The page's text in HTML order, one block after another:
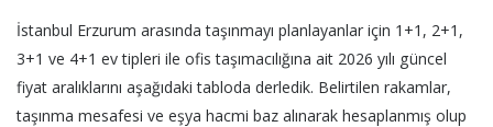
İstanbul Erzurum arasında taşınmayı planlayanlar için 1+1, 2+1,
3+1 ve 4+1 ev tipleri ile ofis taşımacılığına ait 2026 yılı güncel
fiyat aralıklarını aşağıdaki tabloda derledik. Belirtilen rakamlar,
taşınma mesafesi ve eşya hacmi baz alınarak hesaplanmış olup